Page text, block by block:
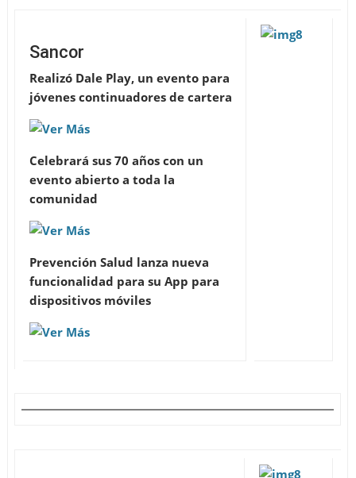
Sancor
Realizó Dale Play, un evento para
jóvenes continuadores de cartera
Celebrará sus 70 años con un
evento abierto a toda la
comunidad
Prevención Salud lanza nueva
funcionalidad para su App para
dispositivos móviles